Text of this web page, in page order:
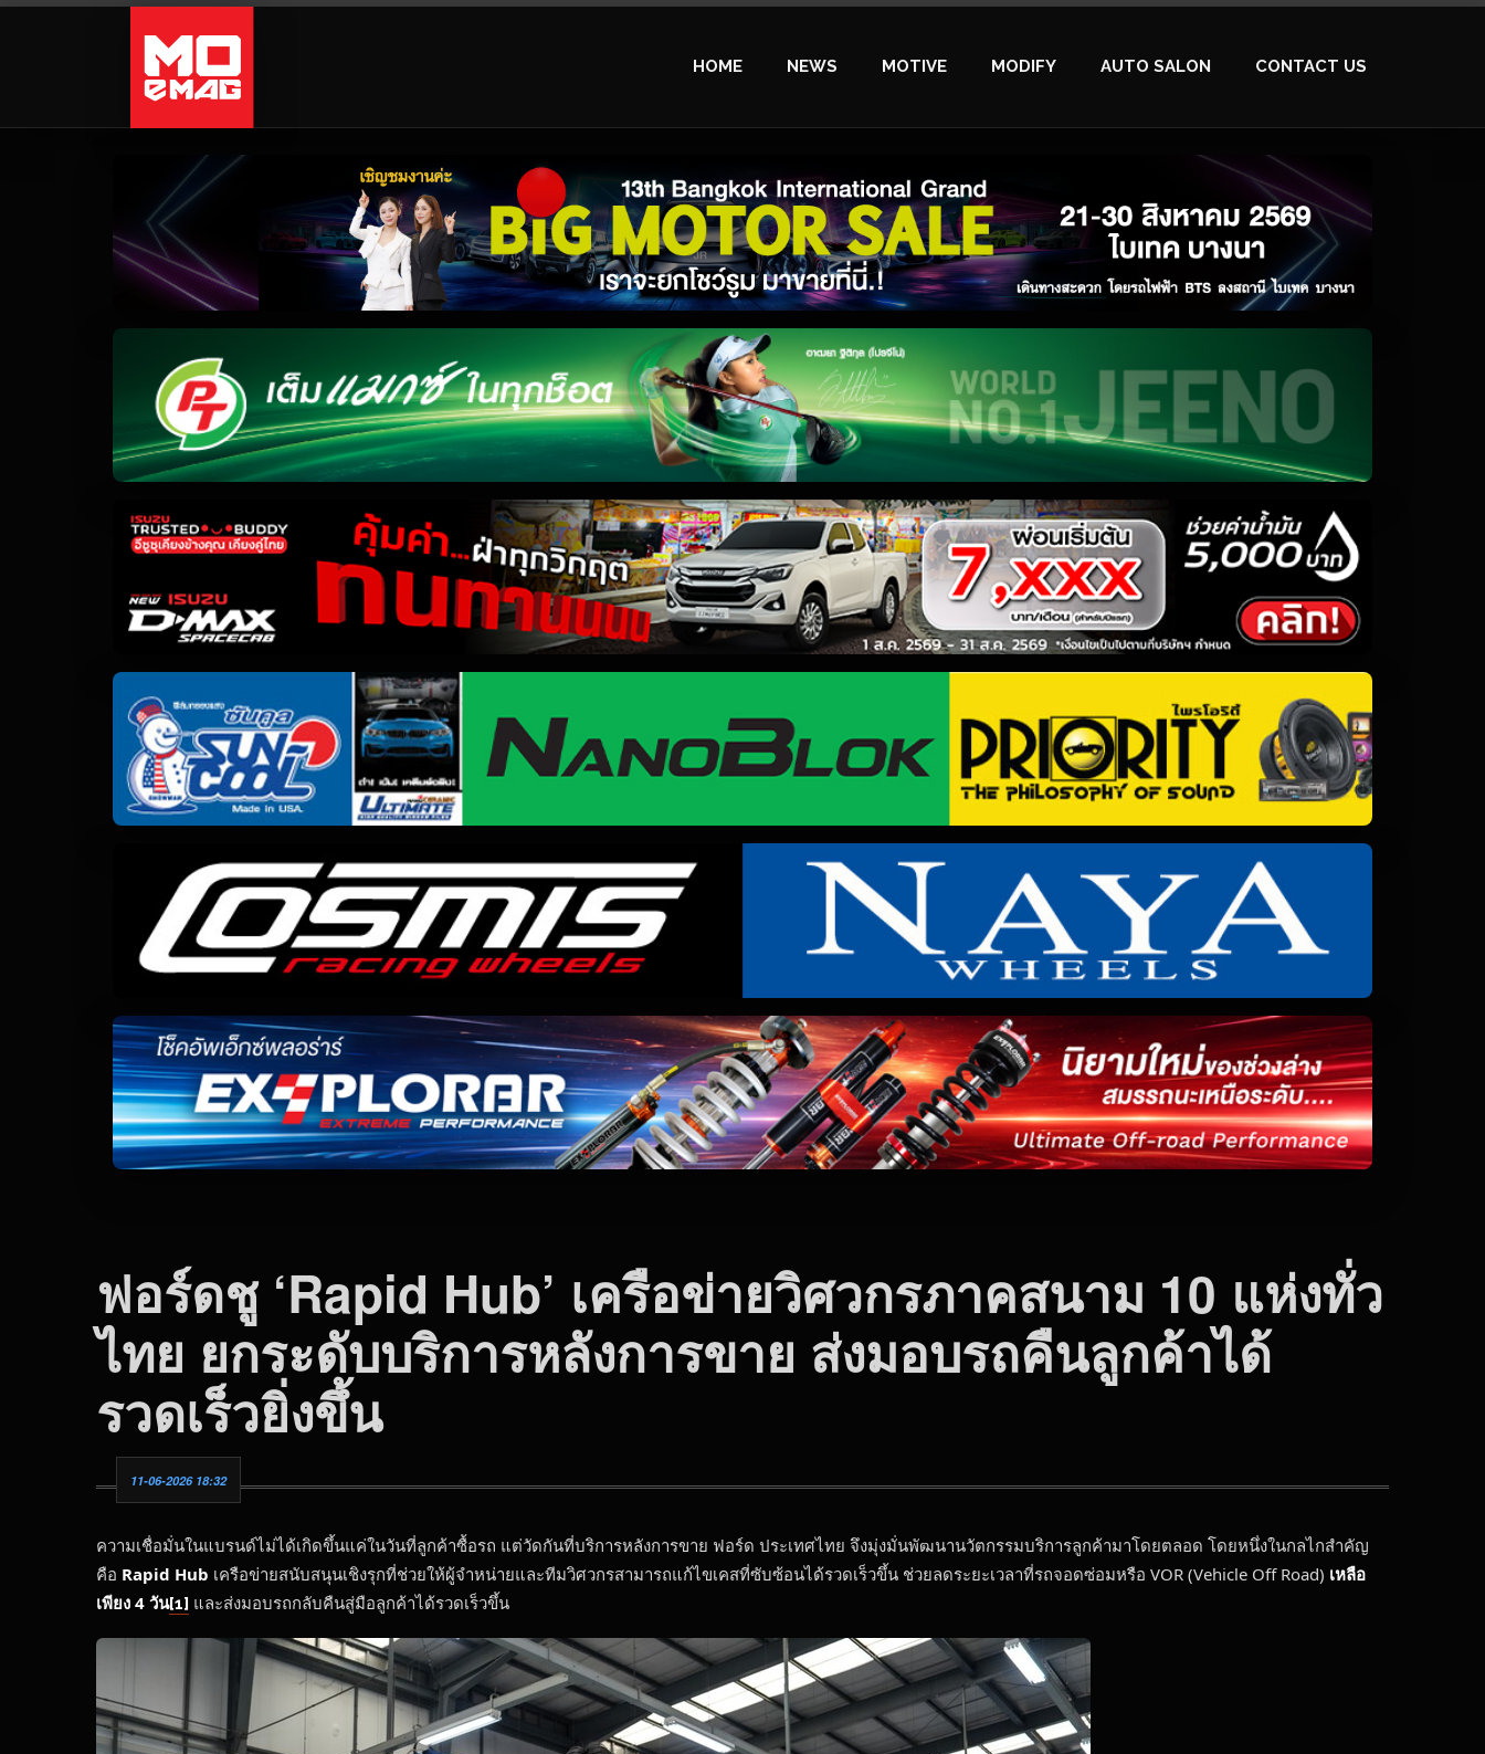
HOME NEWS MOTIVE MODIFY AUTO SALON CONTACT US
ฟอร์ดชู ‘Rapid Hub’ เครือข่ายวิศวกรภาคสนาม 10 แห่งทั่ว
ไทย ยกระดับบริการหลังการขาย ส่งมอบรถคืนลูกค้าได้
รวดเร็วยิ่งขึ้น
11-06-2026 18:32
ความเชื่อมั่นในแบรนด์ไม่ได้เกิดขึ้นแค่ในวันที่ลูกค้าซื้อรถ แต่วัดกันที่บริการหลังการขาย ฟอร์ด ประเทศไทย จึงมุ่งมั่นพัฒนานวัตกรรมบริการลูกค้ามาโดยตลอด โดยหนึ่งในกลไกสำคัญ
คือ Rapid Hub เครือข่ายสนับสนุนเชิงรุกที่ช่วยให้ผู้จำหน่ายและทีมวิศวกรสามารถแก้ไขเคสที่ซับซ้อนได้รวดเร็วขึ้น ช่วยลดระยะเวลาที่รถจอดซ่อมหรือ VOR (Vehicle Off Road) เหลือ
เพียง 4 วัน[1] และส่งมอบรถกลับคืนสู่มือลูกค้าได้รวดเร็วขึ้น